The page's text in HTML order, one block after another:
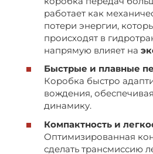
работает как
потери энергии,
происходят в
напрямую влияет на
Быстрые и плавные
Коробка быстро
вождения,
динамику.
Компактность и
Оптимизированная
сделать трансмиссию